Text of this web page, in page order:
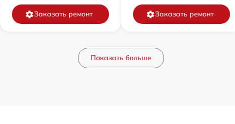
Заказать ремонт Заказать ремонт
Показать больше